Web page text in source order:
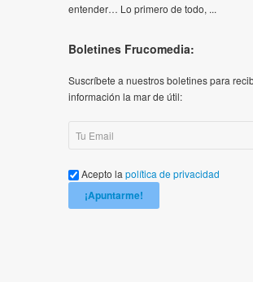
entender… Lo primero de todo, ...
Boletines Frucomedia:
Suscríbete a nuestros boletines para
información la mar de útil:
Acepto la política de privacidad
¡Apuntarme!